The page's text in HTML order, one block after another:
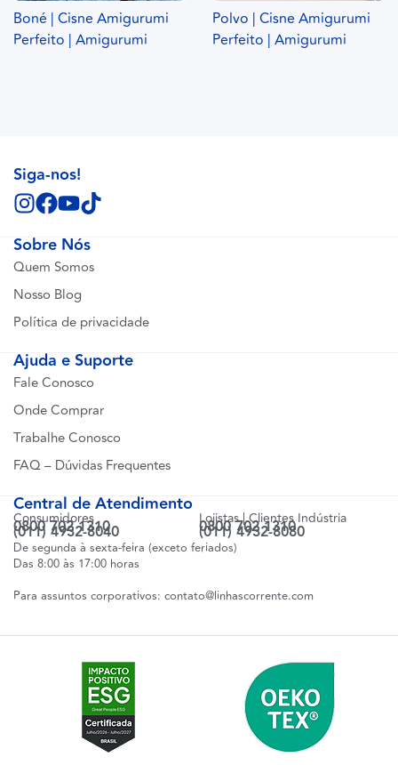
Boné | Cisne Amigurumi
Perfeito | Amigurumi
Polvo | Cisne Amigurumi
Perfeito | Amigurumi
Sobre Nós
Quem Somos
Nosso Blog
Política de privacidade
Ajuda e Suporte
Fale Conosco
Onde Comprar
Trabalhe Conosco
FAQ – Dúvidas Frequentes
Central de Atendimento
Consumidores
0800 702 1310
(011) 4932-8040
Lojistas | Clientes Indústria
0800 702 1310
(011) 4932-8080
De segunda à sexta-feira (exceto feriados)
Das 8:00 às 17:00 horas
Para assuntos corporativos: contato@linhascorrente.com
Siga-nos!